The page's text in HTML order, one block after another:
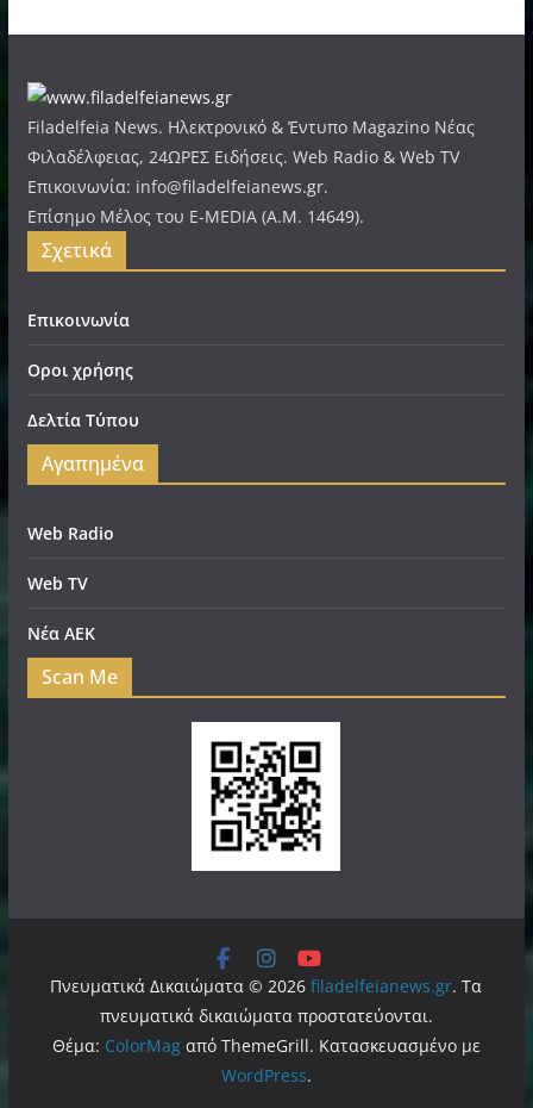
Filadelfeia News. Ηλεκτρονικό & Έντυπο Magazino Νέας
Φιλαδέλφειας, 24ΩΡΕΣ Ειδήσεις. Web Radio & Web TV
Επικοινωνία: info@filadelfeianews.gr.
Επίσημο Μέλος του E-MEDIA (A.M. 14649).
Σχετικά
Επικοινωνία
Οροι χρήσης
Δελτία Τύπου
Αγαπημένα
Web Radio
Web TV
Νέα ΑΕΚ
Scan Me
Πνευματικά Δικαιώματα © 2026filadelfeianews.gr. Τα
πνευματικά δικαιώματα προστατεύονται.
Θέμα: ColorMagαπό ThemeGrill. Κατασκευασμένο με
WordPress.